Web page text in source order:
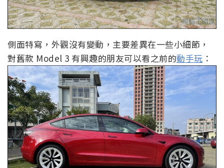
側面特寫，外觀沒有變動，主要差異在一些小細節，
對舊款 Model 3 有興趣的朋友可以看之前的動手玩 ：